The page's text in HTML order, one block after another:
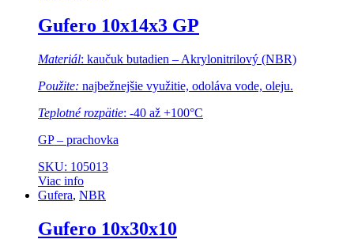
Gufero 10x14x3 GP
Materiál: kaučuk butadien – Akrylonitrilový (NBR)
Použite: najbežnejšie využitie, odoláva vode, oleju.
Teplotné rozpätie: -40 až +100°C
GP – prachovka
SKU: 105013
Viac info
Gufera, NBR
Gufero 10x30x10